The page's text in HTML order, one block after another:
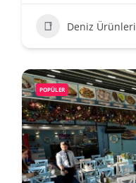
Deniz Ürünleri
POPÜLER